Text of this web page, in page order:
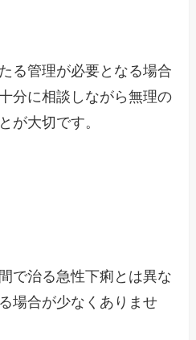
る管理が必要となる場合
分に相談しながら無理の
が大切です。
で治る急性下痢とは異な
場合が少なくありませ